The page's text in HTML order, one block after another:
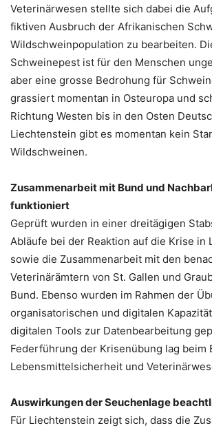
Veterinärwesen stellte sich dabei die
fiktiven Ausbruch der Afrikanischen
Wildschweinpopulation zu bearbeiten.
Schweinepest ist für den Menschen
aber eine grosse Bedrohung für
grassiert momentan in Osteuropa und
Richtung Westen bis in den Osten
Liechtenstein gibt es momentan kein
Wildschweinen.
Zusammenarbeit mit Bund und
funktioniert
Geprüft wurden in einer dreitägigen
Abläufe bei der Reaktion auf die Krise in
sowie die Zusammenarbeit mit den
Veterinärämtern von St. Gallen und
Bund. Ebenso wurden im Rahmen der
organisatorischen und digitalen
digitalen Tools zur Datenbearbeitung
Federführung der Krisenübung lag beim
Lebensmittelsicherheit und
Auswirkungen der Seuchenlage
Für Liechtenstein zeigt sich, dass die